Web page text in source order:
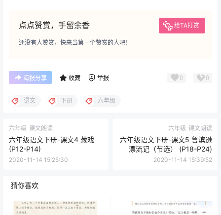
点点赞赏，手留余香 给TA打赏
还没有人赞赏，快来当第一个赞赏的人吧！
海报分享 收藏 举报 0 0
语文 下册 六年级
六年级 课文朗读
六年级语文下册-课文4 藏戏
(P12-P14)
2020-11-14 15:25:30
六年级 课文朗读
六年级语文下册-课文5 鲁滨逊
漂流记（节选） (P18-P24)
2020-11-14 15:39:52
猜你喜欢